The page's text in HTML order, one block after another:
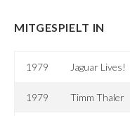
MITGESPIELT IN
1979 Jaguar Lives!
1979 Timm Thaler